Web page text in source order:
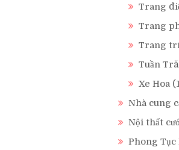
Trang
Trang
Trang
Tuần
Xe Hoa
Nhà cung
Nội thất
Phong Tục